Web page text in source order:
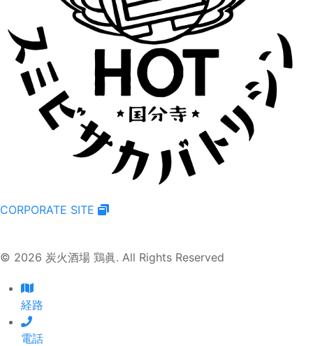
CORPORATE SITE
© 2026 炭火酒場 鶏眞. All Rights Reserved
経路
電話